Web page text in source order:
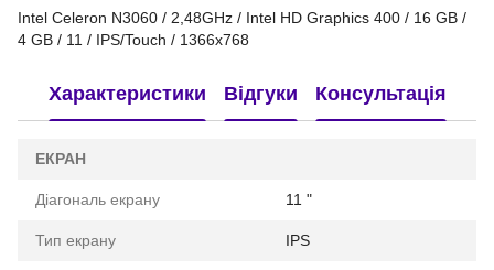
Intel Celeron N3060 / 2,48GHz / Intel HD Graphics 400 / 16 GB /
4 GB / 11 / IPS/Touch / 1366x768
Характеристики Відгуки Консультація
ЕКРАН
Діагональ екрану 11 "
Тип екрану IPS